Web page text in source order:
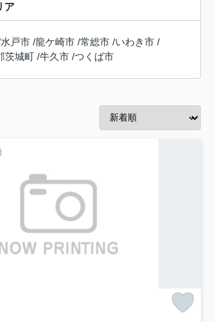
ア
水戸市 /龍ケ崎市 /常総市 /いわき市 /
茨城町 /牛久市 /つくば市